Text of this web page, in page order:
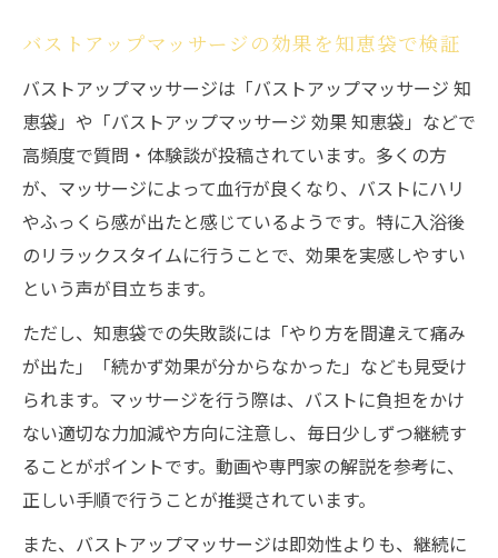
バストアップマッサージの効果を知恵袋で検証
バストアップマッサージは「バストアップマッサージ 知
恵袋」や「バストアップマッサージ 効果 知恵袋」などで
高頻度で質問・体験談が投稿されています。多くの方
が、マッサージによって血行が良くなり、バストにハリ
やふっくら感が出たと感じているようです。特に入浴後
のリラックスタイムに行うことで、効果を実感しやすい
という声が目立ちます。
ただし、知恵袋での失敗談には「やり方を間違えて痛み
が出た」「続かず効果が分からなかった」なども見受け
られます。マッサージを行う際は、バストに負担をかけ
ない適切な力加減や方向に注意し、毎日少しずつ継続す
ることがポイントです。動画や専門家の解説を参考に、
正しい手順で行うことが推奨されています。
また、バストアップマッサージは即効性よりも、継続に